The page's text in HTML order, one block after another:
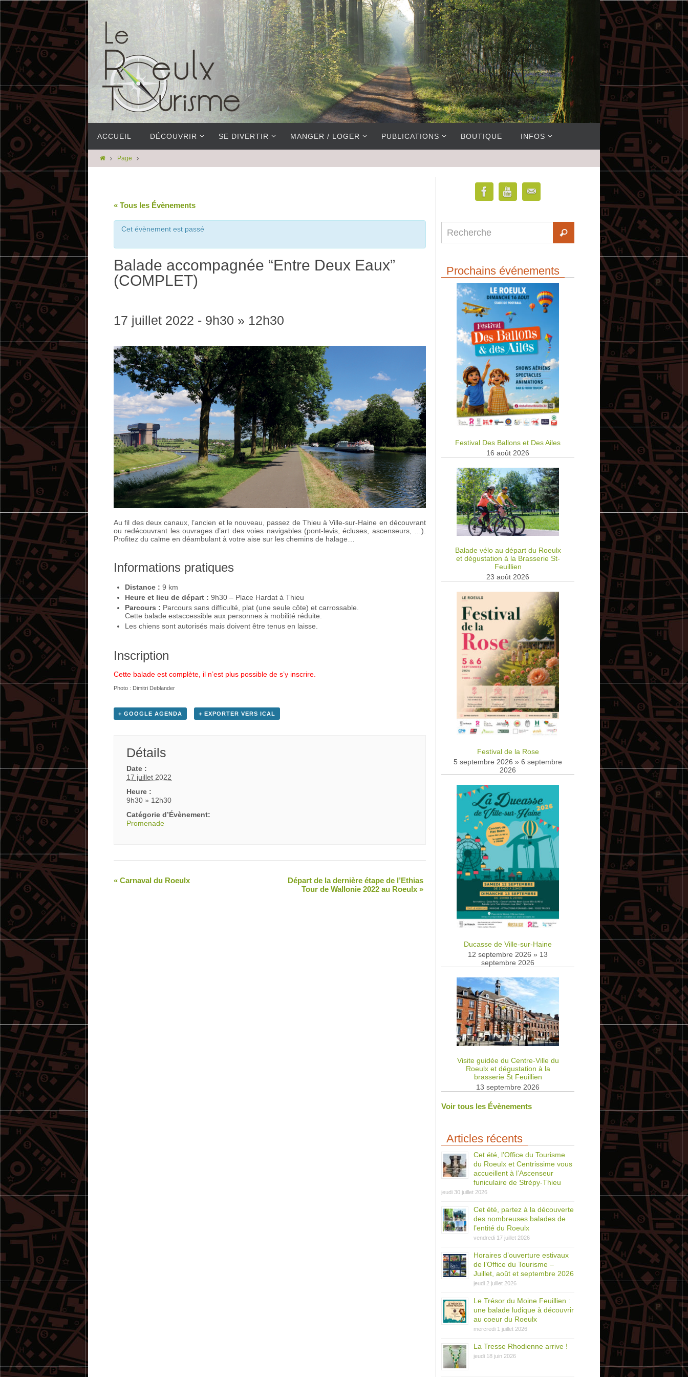
ACCUEIL DÉCOUVRIR SE DIVERTIR MANGER / LOGER PUBLICATIONS BOUTIQUE INFOS
Page
« Tous les Évènements
Cet évènement est passé
Balade accompagnée “Entre Deux Eaux”
(COMPLET)
17 juillet 2022 - 9h30 » 12h30
Au fil des deux canaux, l’ancien et le nouveau, passez de Thieu à Ville-sur-Haine en découvrant
ou redécouvrant les ouvrages d’art des voies navigables (pont-levis, écluses, ascenseurs, …).
Profitez du calme en déambulant à votre aise sur les chemins de halage…
Informations pratiques
Distance :9 km
Heure et lieu de départ : 9h30 – Place Hardat à Thieu
Parcours : Parcours sans difficulté, plat (une seule côte) et carrossable.
Cette balade estaccessible aux personnes à mobilité réduite.
Les chiens sont autorisés mais doivent être tenus en laisse.
Inscription
Cette balade est complète, il n’est plus possible de s’y inscrire.
Photo : Dimitri Deblander
+ GOOGLE AGENDA + EXPORTER VERS ICAL
Détails
Date :
17 juillet 2022
Heure :
9h30 » 12h30
Catégorie d’Évènement:
Promenade
« Carnaval du Roeulx
Départ de la dernière étape de l’Ethias
Tour de Wallonie 2022 au Roeulx »
Prochains événements
Festival Des Ballons et Des Ailes
16 août 2026
Balade vélo au départ du Roeulx
et dégustation à la Brasserie St-
Feuillien
23 août 2026
Festival de la Rose
5 septembre 2026 » 6 septembre
2026
Ducasse de Ville-sur-Haine
12 septembre 2026 » 13
septembre 2026
Visite guidée du Centre-Ville du
Roeulx et dégustation à la
brasserie St Feuillien
13 septembre 2026
Voir tous les Évènements
Articles récents
Cet été, l’Office du Tourisme
du Roeulx et Centrissime vous
accueillent à l’Ascenseur
funiculaire de Strépy-Thieu
jeudi 30 juillet 2026
Cet été, partez à la découverte
des nombreuses balades de
l’entité du Roeulx
vendredi 17 juillet 2026
Horaires d’ouverture estivaux
de l’Office du Tourisme –
Juillet, août et septembre 2026
jeudi 2 juillet 2026
Le Trésor du Moine Feuillien :
une balade ludique à découvrir
au coeur du Roeulx
mercredi 1 juillet 2026
La Tresse Rhodienne arrive !
jeudi 18 juin 2026